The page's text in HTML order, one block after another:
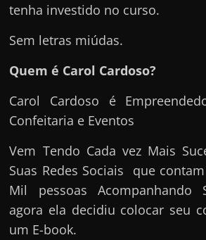
tenha investido no curso.
Sem letras miúdas.
Quem é Carol Cardoso?
Carol Cardoso é
Confeitaria e Eventos
Vem Tendo Cada vez Mais
Suas Redes Sociais que
Mil pessoas Acompanhando
agora ela decidiu colocar seu
um E-book.